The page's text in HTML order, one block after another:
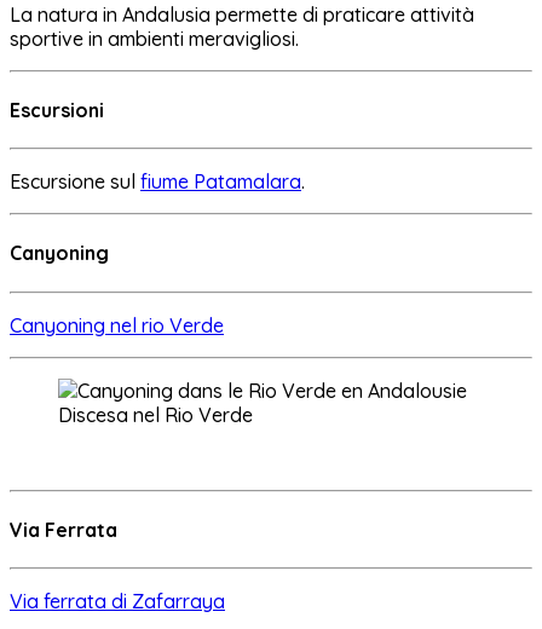
La natura in Andalusia permette di praticare attività
sportive in ambienti meravigliosi.
Escursioni
Escursione sul fiume Patamalara.
Canyoning
Canyoning nel rio Verde
Discesa nel Rio Verde
Via Ferrata
Via ferrata di Zafarraya